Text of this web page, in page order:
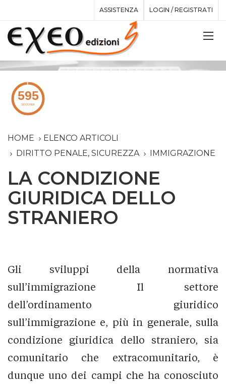
ASSISTENZA LOGIN / REGISTRATI
HOME
ELENCO ARTICOLI
DIRITTO PENALE, SICUREZZA
IMMIGRAZIONE
LA CONDIZIONE
GIURIDICA DELLO
STRANIERO
Gli sviluppi della normativa
sull’immigrazione Il settore
dell’ordinamento giuridico
sull’immigrazione e, più in generale, sulla
condizione giuridica dello straniero, sia
comunitario che extracomunitario, è
dunque uno dei campi che ha conosciuto